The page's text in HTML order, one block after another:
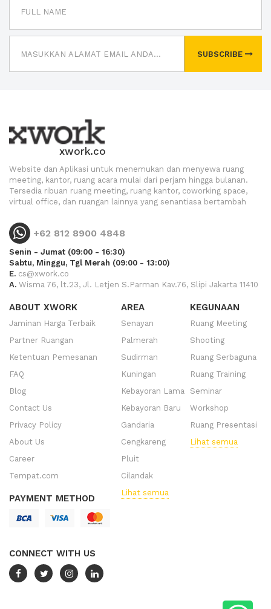
SUBSCRIBE
xwork.co
Website dan Aplikasi untuk menemukan dan menyewa ruang
meeting, kantor, ruang acara mulai dari perjam hingga bulanan.
Tersedia ribuan ruang meeting, ruang kantor, coworking space,
virtual office, dan ruangan lainnya yang senantiasa bertambah
+62 812 8900 4848
Senin - Jumat (09:00 - 16:30)
Sabtu, Minggu, Tgl Merah (09:00 - 13:00)
E. cs@xwork.co
A. Wisma 76, lt.23, Jl. Letjen S.Parman Kav.76, Slipi Jakarta 11410
ABOUT XWORK
Jaminan Harga Terbaik
Partner Ruangan
Ketentuan Pemesanan
FAQ
Blog
Contact Us
Privacy Policy
About Us
Career
Tempat.com
PAYMENT METHOD
CONNECT WITH US
AREA
Senayan
Palmerah
Sudirman
Kuningan
Kebayoran Lama
Kebayoran Baru
Gandaria
Cengkareng
Pluit
Cilandak
Lihat semua
KEGUNAAN
Ruang Meeting
Shooting
Ruang Serbaguna
Ruang Training
Seminar
Workshop
Ruang Presentasi
Lihat semua